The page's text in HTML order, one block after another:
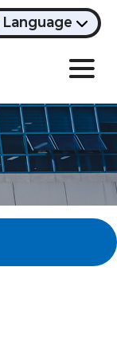
Language